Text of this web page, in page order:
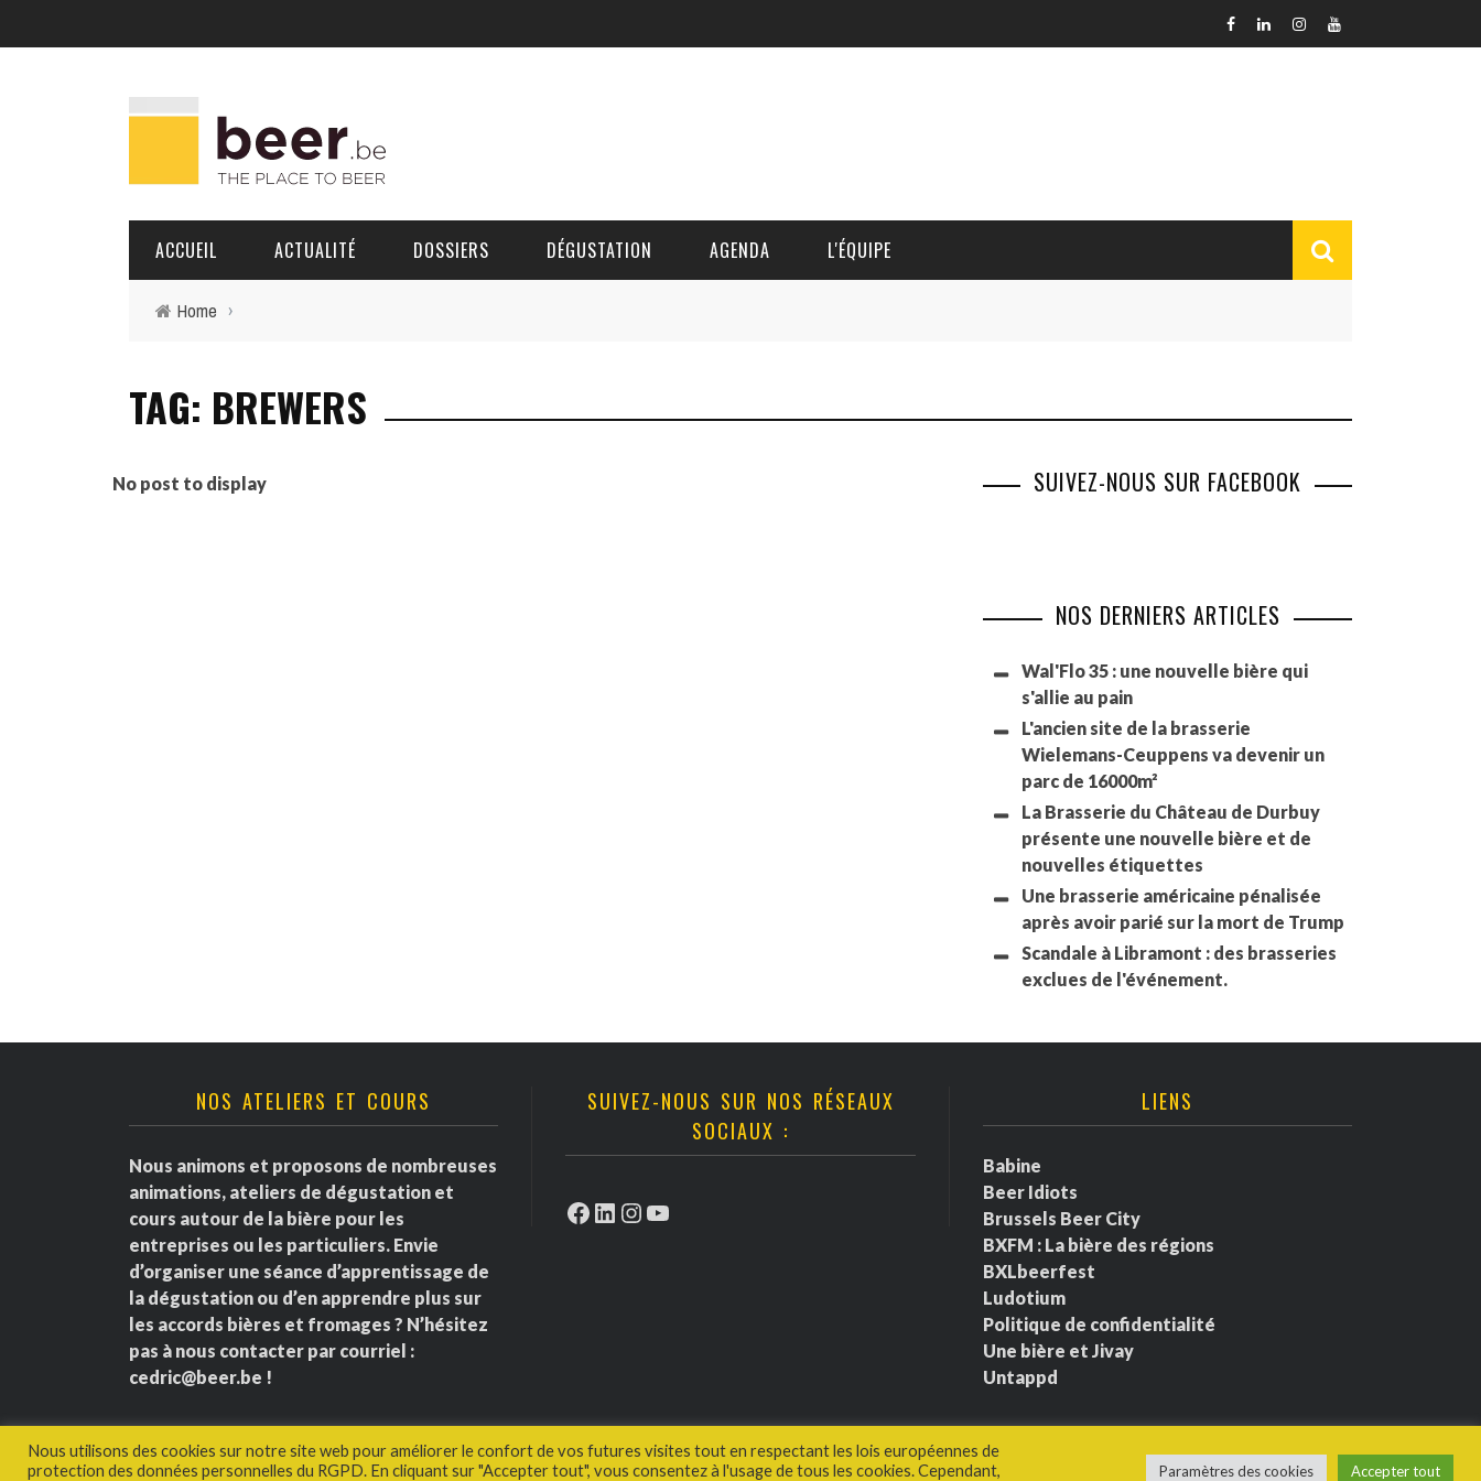
ACCUEIL ACTUALITÉ DOSSIERS DÉGUSTATION AGENDA L'ÉQUIPE
Home ›
TAG: BREWERS
No post to display SUIVEZ-NOUS SUR FACEBOOK
NOS DERNIERS ARTICLES
Wal'Flo 35 : une nouvelle bière qui
s'allie au pain
L'ancien site de la brasserie
Wielemans-Ceuppens va devenir un
parc de 16000m²
La Brasserie du Château de Durbuy
présente une nouvelle bière et de
nouvelles étiquettes
Une brasserie américaine pénalisée
après avoir parié sur la mort de Trump
Scandale à Libramont : des brasseries
exclues de l'événement.
NOS ATELIERS ET COURS
Nous animons et proposons de nombreuses
animations, ateliers de dégustation et
cours autour de la bière pour les
entreprises ou les particuliers. Envie
d’organiser une séance d’apprentissage de
la dégustation ou d’en apprendre plus sur
les accords bières et fromages ? N’hésitez
pas à nous contacter par courriel :
cedric@beer.be !
SUIVEZ-NOUS SUR NOS RÉSEAUX
SOCIAUX :
Facebook
LinkedIn
Instagram
YouTube
LIENS
Babine
Beer Idiots
Brussels Beer City
BXFM : La bière des régions
BXLbeerfest
Ludotium
Politique de confidentialité
Une bière et Jivay
Untappd
Nous utilisons des cookies sur notre site web pour améliorer le confort de vos futures visites tout en respectant les lois européennes de
protection des données personnelles du RGPD. En cliquant sur "Accepter tout", vous consentez à l'usage de tous les cookies. Cependant,
Paramètres des cookies Accepter tout